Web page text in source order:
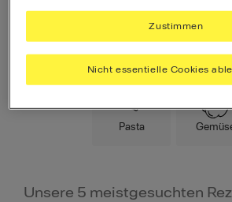
Hauptspeise Fleisch
Pasta
Unsere 5 meistgesuchten
Nicht essentielle Cookies
Zustimmen